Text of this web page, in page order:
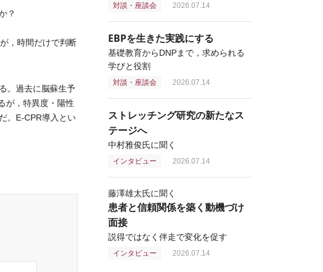
？
，時間だけで判断
。過去に脳蘇生予
が，特異度・陽性
。E-CPR導入とい
対談・座談会 2026.07.14
EBPを生きた実践にする
基礎教育からDNPまで，求められる
学びと役割
対談・座談会 2026.07.14
ストレッチング研究の新たなス
テージへ
中村雅俊氏に聞く
インタビュー 2026.07.14
藤澤雄太氏に聞く
患者と信頼関係を築く動機づけ
面接
説得ではなく伴走で変化を促す
インタビュー 2026.07.14